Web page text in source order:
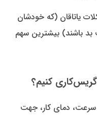
یاتاقان (که خودشان
بد باشند) بیشترین سهم
سرعت، دمای کار، جهت